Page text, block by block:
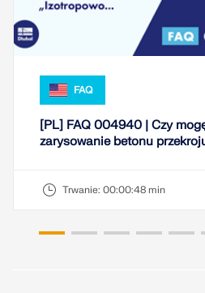
FAQ
[PL] FAQ 004940 | Czy
zarysowanie betonu
Trwanie: 00:00:48 min